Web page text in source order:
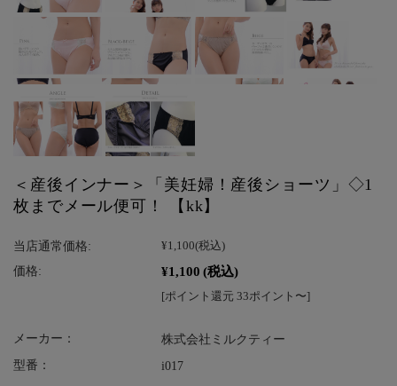
＜産後インナー＞「美妊婦！産後ショーツ」◇1
枚までメール便可！ 【kk】
当店通常価格: ¥1,100(税込)
価格: ¥1,100 (税込)
[ポイント還元 33ポイント〜]
メーカー：
株式会社ミルクティー
型番：
i017